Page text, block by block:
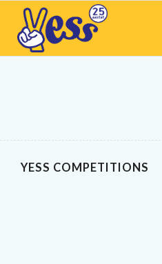
YESS COMPETITIONS